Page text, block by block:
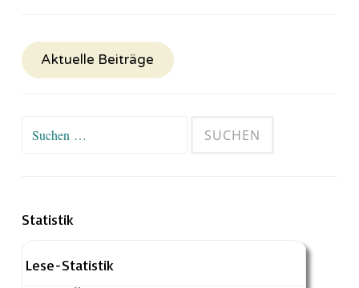
Aktuelle Beiträge
Suchen
Statistik
Lese-Statistik